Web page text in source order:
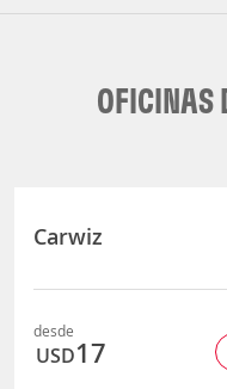
OFICINAS
Carwiz
desde
USD17